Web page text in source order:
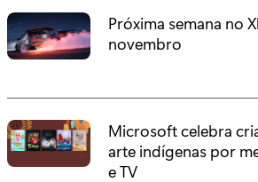
o
r
i
Próxima semana no
novembro
Microsoft celebra
arte indígenas por
e TV